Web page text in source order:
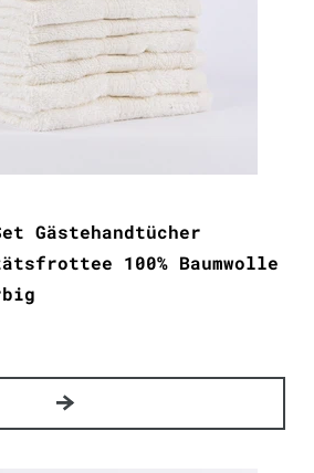
Gästehandtücher
100% Baumwolle